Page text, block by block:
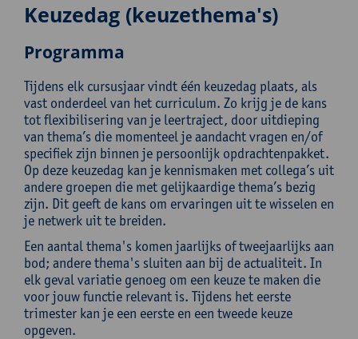
Keuzedag (keuzethema's)
Programma
Tijdens elk cursusjaar vindt één keuzedag plaats, als
vast onderdeel van het curriculum. Zo krijg je de kans
tot flexibilisering van je leertraject, door uitdieping
van thema’s die momenteel je aandacht vragen en/of
specifiek zijn binnen je persoonlijk opdrachtenpakket.
Op deze keuzedag kan je kennismaken met collega’s uit
andere groepen die met gelijkaardige thema’s bezig
zijn. Dit geeft de kans om ervaringen uit te wisselen en
je netwerk uit te breiden.
Een aantal thema's komen jaarlijks of tweejaarlijks aan
bod; andere thema's sluiten aan bij de actualiteit. In
elk geval variatie genoeg om een keuze te maken die
voor jouw functie relevant is. Tijdens het eerste
trimester kan je een eerste en een tweede keuze
opgeven.